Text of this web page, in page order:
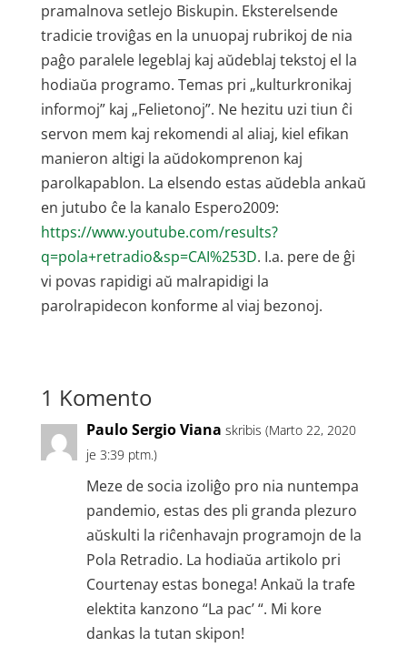
pramalnova setlejo Biskupin. Eksterelsende
tradicie troviĝas en la unuopaj rubrikoj de nia
paĝo paralele legeblaj kaj aŭdeblaj tekstoj el la
hodiaŭa programo. Temas pri „kulturkronikaj
informoj” kaj „Felietonoj”. Ne hezitu uzi tiun ĉi
servon mem kaj rekomendi al aliaj, kiel efikan
manieron altigi la aŭdokomprenon kaj
parolkapablon. La elsendo estas aŭdebla ankaŭ
en jutubo ĉe la kanalo Espero2009:
https://www.youtube.com/results?
q=pola+retradio&sp=CAI%253D. I.a. pere de ĝi
vi povas rapidigi aŭ malrapidigi la
parolrapidecon konforme al viaj bezonoj.
1 Komento
Paulo Sergio Viana skribis (Marto 22, 2020
je 3:39 ptm.)
Meze de socia izoliĝo pro nia nuntempa
pandemio, estas des pli granda plezuro
aŭskulti la riĉenhavajn programojn de la
Pola Retradio. La hodiaŭa artikolo pri
Courtenay estas bonega! Ankaŭ la trafe
elektita kanzono “La pac’ “. Mi kore
dankas la tutan skipon!